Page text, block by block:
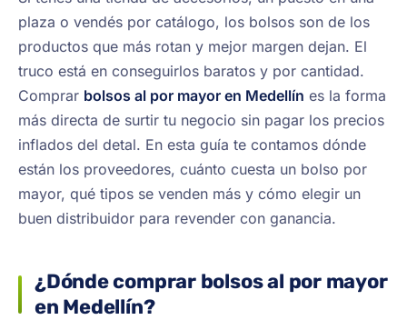
plaza o vendés por catálogo, los bolsos son de los
productos que más rotan y mejor margen dejan. El
truco está en conseguirlos baratos y por cantidad.
Comprar bolsos al por mayor en Medellín es la forma
más directa de surtir tu negocio sin pagar los precios
inflados del detal. En esta guía te contamos dónde
están los proveedores, cuánto cuesta un bolso por
mayor, qué tipos se venden más y cómo elegir un
buen distribuidor para revender con ganancia.
¿Dónde comprar bolsos al por mayor
en Medellín?